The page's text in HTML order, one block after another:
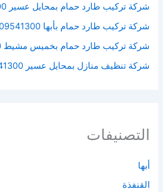
شركة تركيب طارد حمام بمحايل عسير 0509541300
شركة تركيب طارد حمام بأبها 0509541300
شركة تركيب طارد حمام بخميس مشيط 0509541300
شركة تنظيف منازل بمحايل عسير 0509541300
التصنيفات
أبها
القنفذة